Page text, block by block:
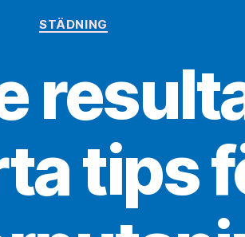
Kategorier
STÄDNING
tips